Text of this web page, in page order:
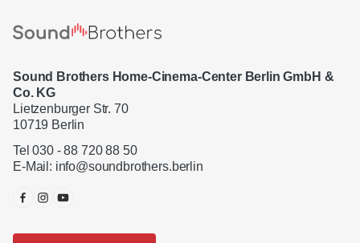
Sound Brothers Home-Cinema-Center Berlin GmbH &
Co. KG
Lietzenburger Str. 70
10719 Berlin
Tel 030 - 88 720 88 50
E-Mail: info@soundbrothers.berlin